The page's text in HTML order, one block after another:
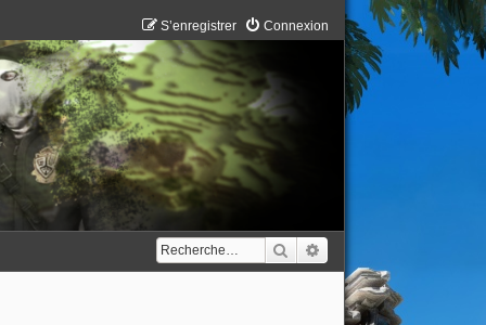
Connexion
S’enregistrer
Rechercher